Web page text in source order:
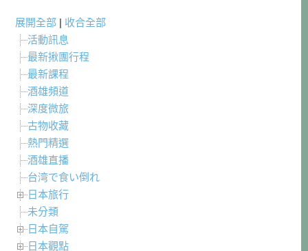
展開全部 | 收合全部
活動訊息
最新揪團行程
最新課程
酒雄頻道
深度微旅
古物收藏
熱門精選
酒雄直播
台湾で食い倒れ
日本旅行
未分類
日本自駕
日本觀點